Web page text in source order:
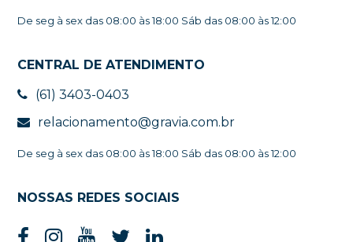
De seg à sex das 08:00 às 18:00 Sáb das 08:00 às 12:00
CENTRAL DE ATENDIMENTO
(61) 3403-0403
relacionamento@gravia.com.br
De seg à sex das 08:00 às 18:00 Sáb das 08:00 às 12:00
NOSSAS REDES SOCIAIS